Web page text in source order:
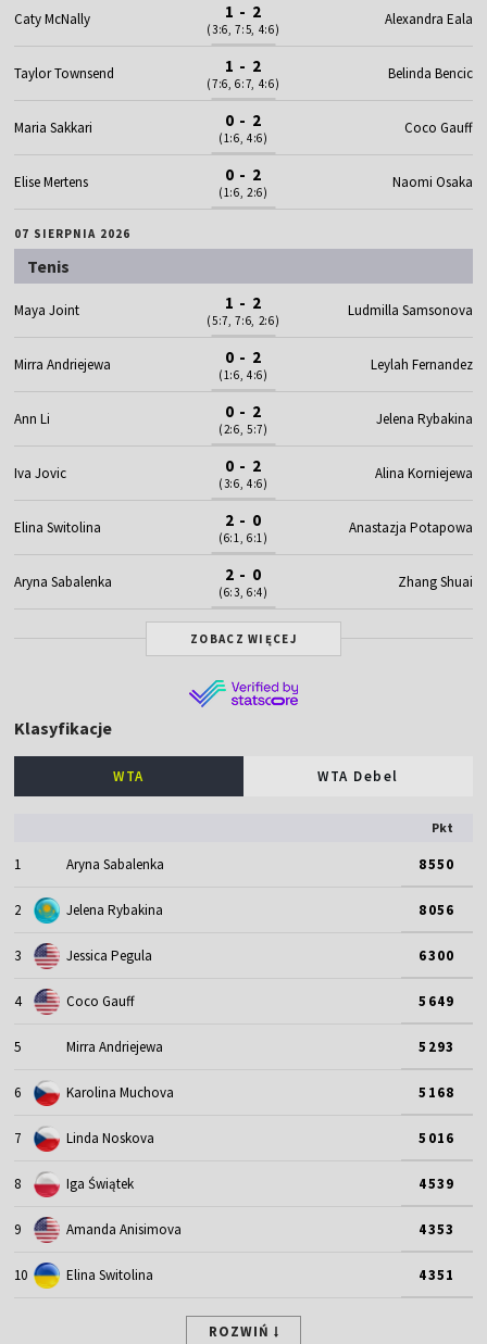
Caty McNally 1 - 2
(3:6, 7:5, 4:6)
Alexandra Eala
Taylor Townsend 1 - 2
(7:6, 6:7, 4:6)
Belinda Bencic
Maria Sakkari 0 - 2
(1:6, 4:6)
Coco Gauff
Elise Mertens 0 - 2
(1:6, 2:6)
Naomi Osaka
07 SIERPNIA 2026
Tenis
Maya Joint 1 - 2
(5:7, 7:6, 2:6)
Ludmilla Samsonova
Mirra Andriejewa 0 - 2
(1:6, 4:6)
Leylah Fernandez
Ann Li 0 - 2
(2:6, 5:7)
Jelena Rybakina
Iva Jovic 0 - 2
(3:6, 4:6)
Alina Korniejewa
Elina Switolina 2 - 0
(6:1, 6:1)
Anastazja Potapowa
Aryna Sabalenka 2 - 0
(6:3, 6:4)
Zhang Shuai
ZOBACZ WIĘCEJ
Klasyfikacje
WTA WTA Debel
Pkt
1 Aryna Sabalenka 8550
2 Jelena Rybakina 8056
3 Jessica Pegula 6300
4 Coco Gauff 5649
5 Mirra Andriejewa 5293
6 Karolina Muchova 5168
7 Linda Noskova 5016
8 Iga Świątek 4539
9 Amanda Anisimova 4353
10 Elina Switolina 4351
ROZWIŃ